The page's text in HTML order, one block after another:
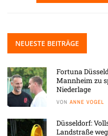
NEUESTE BEITRÄGE
Fortuna
Mannheim zu
Niederlage
VON ANNE VOGEL
Düsseldorf:
Landstraße